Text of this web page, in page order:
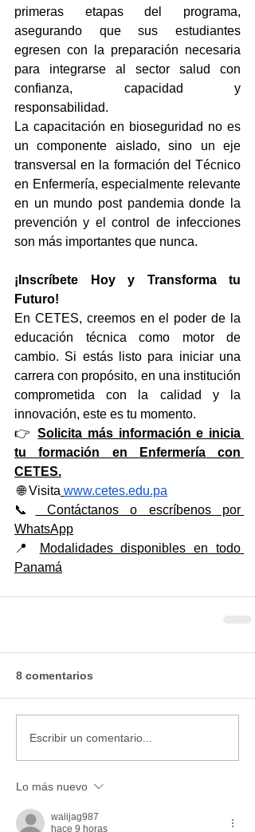
primeras etapas del programa,
asegurando que sus estudiantes
egresen con la preparación necesaria
para integrarse al sector salud con
confianza, capacidad y
responsabilidad.
La capacitación en bioseguridad no es
un componente aislado, sino un eje
transversal en la formación del Técnico
en Enfermería, especialmente relevante
en un mundo post pandemia donde la
prevención y el control de infecciones
son más importantes que nunca.
¡Inscríbete Hoy y Transforma tu
Futuro!
En CETES, creemos en el poder de la
educación técnica como motor de
cambio. Si estás listo para iniciar una
carrera con propósito, en una institución
comprometida con la calidad y la
innovación, este es tu momento.
👉 Solicita más información e inicia
tu formación en Enfermería con
CETES.
🌐 Visita www.cetes.edu.pa
📞
Contáctanos o escríbenos por
WhatsApp
📍
Modalidades disponibles en todo
Panamá
8 comentarios
Escribir un comentario...
Lo más nuevo
walijag987
hace 9 horas